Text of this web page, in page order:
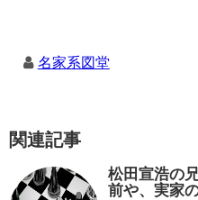
名家系図堂
関連記事
松田宣浩の
前や、実家